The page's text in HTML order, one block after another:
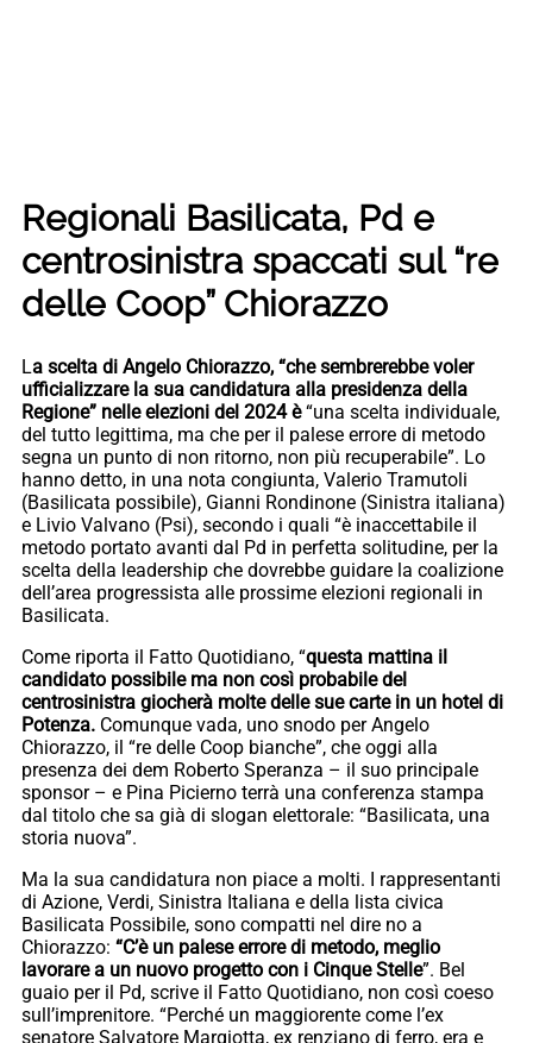
Regionali Basilicata, Pd e
centrosinistra spaccati sul “re
delle Coop” Chiorazzo
La scelta di Angelo Chiorazzo, “che sembrerebbe voler
ufficializzare la sua candidatura alla presidenza della
Regione” nelle elezioni del 2024 è“una scelta individuale,
del tutto legittima, ma che per il palese errore di metodo
segna un punto di non ritorno, non più recuperabile”. Lo
hanno detto, in una nota congiunta, Valerio Tramutoli
(Basilicata possibile), Gianni Rondinone (Sinistra italiana)
e Livio Valvano (Psi), secondo i quali “è inaccettabile il
metodo portato avanti dal Pd in perfetta solitudine, per la
scelta della leadership che dovrebbe guidare la coalizione
dell’area progressista alle prossime elezioni regionali in
Basilicata.
Come riporta il Fatto Quotidiano, “questa mattina il
candidato possibile ma non così probabile del
centrosinistra giocherà molte delle sue carte in un hotel di
Potenza. Comunque vada, uno snodo per Angelo
Chiorazzo, il “re delle Coop bianche”, che oggi alla
presenza dei dem Roberto Speranza – il suo principale
sponsor – e Pina Picierno terrà una conferenza stampa
dal titolo che sa già di slogan elettorale: “Basilicata, una
storia nuova”.
Ma la sua candidatura non piace a molti. I rappresentanti
di Azione, Verdi, Sinistra Italiana e della lista civica
Basilicata Possibile, sono compatti nel dire no a
Chiorazzo: “C’è un palese errore di metodo, meglio
lavorare a un nuovo progetto con i Cinque Stelle”. Bel
guaio per il Pd, scrive il Fatto Quotidiano, non così coeso
sull’imprenitore. “Perché un maggiorente come l’ex
senatore Salvatore Margiotta, ex renziano di ferro, era e